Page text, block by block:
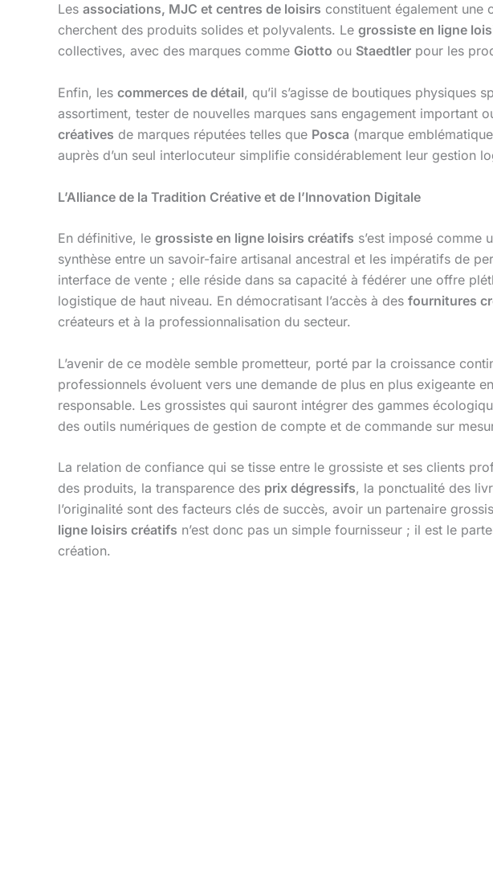
Les associations, MJC et centres de loisirs constituent également une
cherchent des produits solides et polyvalents. Le grossiste en ligne
collectives, avec des marques comme Giotto ou Staedtler pour les
Enfin, les commerces de détail, qu’il s’agisse de boutiques physiques
assortiment, tester de nouvelles marques sans engagement
créatives de marques réputées telles que Posca (marque
auprès d’un seul interlocuteur simplifie considérablement leur gestion
L’Alliance de la Tradition Créative et de l’Innovation Digitale
En définitive, le grossiste en ligne loisirs créatifs s’est imposé comme
synthèse entre un savoir-faire artisanal ancestral et les impératifs de
interface de vente ; elle réside dans sa capacité à fédérer une offre
logistique de haut niveau. En démocratisant l’accès à des fournitures
créateurs et à la professionnalisation du secteur.
L’avenir de ce modèle semble prometteur, porté par la croissance
professionnels évoluent vers une demande de plus en plus exigeante
responsable. Les grossistes qui sauront intégrer des gammes
des outils numériques de gestion de compte et de commande sur
La relation de confiance qui se tisse entre le grossiste et ses clients
des produits, la transparence des prix dégressifs, la ponctualité des
l’originalité sont des facteurs clés de succès, avoir un partenaire
ligne loisirs créatifs n’est donc pas un simple fournisseur ; il est le
création.